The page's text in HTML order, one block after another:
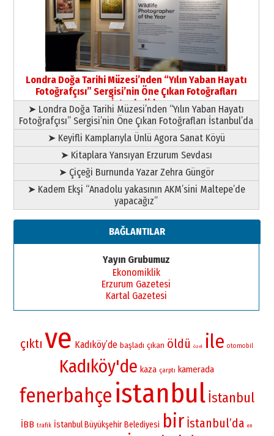
HAVVA’NIN ÜÇ KIZI
09 Temmuz 2026 Perşembe
Yusuf POLAT
Şampiyonluk Sebahattin Şirin’e
yazar
11 Mayıs 2026 Pazartesi
Londra Doğa Tarihi Müzesi’nden “Yılın Yaban Hayatı
Fotoğrafçısı” Sergisi’nin Öne Çıkan Fotoğrafları
İstanbul’da
➤ Londra Doğa Tarihi Müzesi’nden “Yılın Yaban Hayatı
Fotoğrafçısı” Sergisi’nin Öne Çıkan Fotoğrafları İstanbul’da
➤ Keyifli Kamplarıyla Ünlü Agora Sanat Köyü
➤ Kitaplara Yansıyan Erzurum Sevdası
➤ Çiçeği Burnunda Yazar Zehra Güngör
➤ Kadem Ekşi “Anadolu yakasının AKM’sini Maltepe’de
yapacağız”
BAĞLANTILAR
Yayın Grubumuz
Ekonomiklik
Erzurum Gazetesi
Kartal Gazetesi
çıktı ve Kadıköy’de başladı çıkan öldü özel ile otomobil
Kadıköy'de kaza çarptı kamerada
fenerbahçe istanbulİstanbul
İBB trafik İstanbul Büyükşehir Belediyesi birİstanbul’da en